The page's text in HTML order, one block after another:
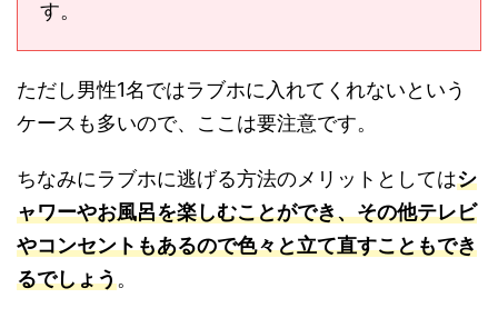
す。
ただし男性1名ではラブホに入れてくれないという
ケースも多いので、ここは要注意です。
ちなみにラブホに逃げる方法のメリットとしてはシ
ャワーやお風呂を楽しむことができ、その他テレビ
やコンセントもあるので色々と立て直すこともでき
るでしょう。